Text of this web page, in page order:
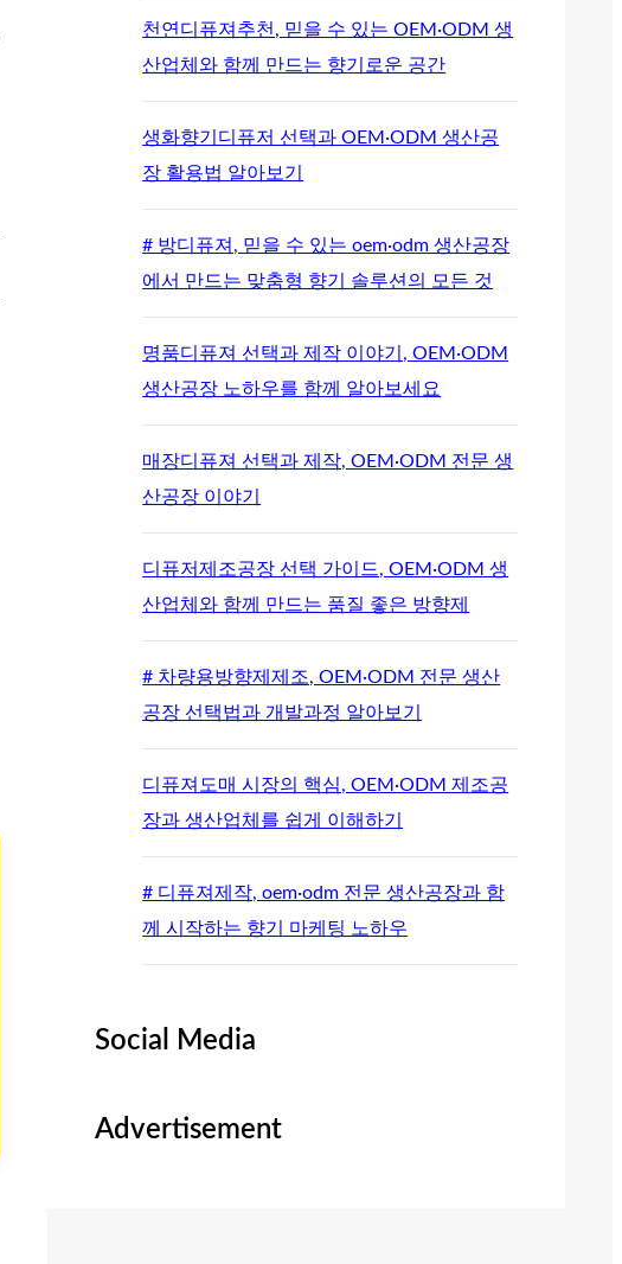
천연디퓨져추천, 믿을 수 있는 OEM·ODM 생
산업체와 함께 만드는 향기로운 공간
생화향기디퓨저 선택과 OEM·ODM 생산공
장 활용법 알아보기
# 방디퓨져, 믿을 수 있는 oem·odm 생산공장
에서 만드는 맞춤형 향기 솔루션의 모든 것
명품디퓨져 선택과 제작 이야기, OEM·ODM
생산공장 노하우를 함께 알아보세요
매장디퓨져 선택과 제작, OEM·ODM 전문 생
산공장 이야기
디퓨저제조공장 선택 가이드, OEM·ODM 생
산업체와 함께 만드는 품질 좋은 방향제
# 차량용방향제제조, OEM·ODM 전문 생산
공장 선택법과 개발과정 알아보기
디퓨져도매 시장의 핵심, OEM·ODM 제조공
장과 생산업체를 쉽게 이해하기
# 디퓨져제작, oem·odm 전문 생산공장과 함
께 시작하는 향기 마케팅 노하우
Social Media
Advertisement